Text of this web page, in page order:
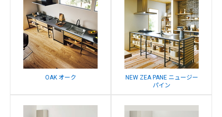
OAK オーク
NEW ZEA PANE ニュージー
パイン